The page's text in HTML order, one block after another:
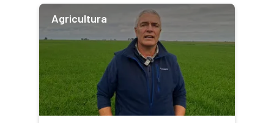
Agricultura